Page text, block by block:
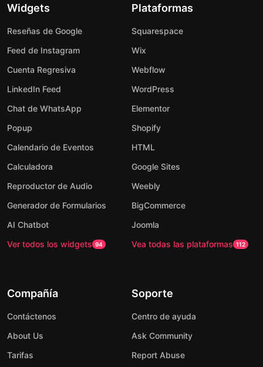
Widgets
Reseñas de Google
Feed de Instagram
Cuenta Regresiva
LinkedIn Feed
Chat de WhatsApp
Popup
Calendario de Eventos
Calculadora
Reproductor de Audio
Generador de Formularios
AI Chatbot
Ver todos los widgets 94
Plataformas
Squarespace
Wix
Webflow
WordPress
Elementor
Shopify
HTML
Google Sites
Weebly
BigCommerce
Joomla
Vea todas las plataformas 112
Compañía
Contáctenos
About Us
Tarifas
Soporte
Centro de ayuda
Ask Community
Report Abuse